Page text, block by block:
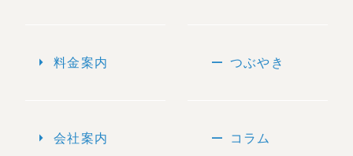
arrow_right 料金案内
arrow_right 会社案内
remove つぶやき
remove コラム